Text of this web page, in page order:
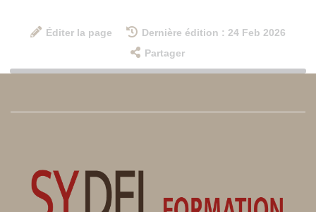
Éditer la page
Dernière édition : 24 Feb 2026
Partager